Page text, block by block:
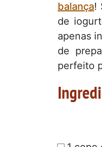
balança!
de
apenas
de
perfeito